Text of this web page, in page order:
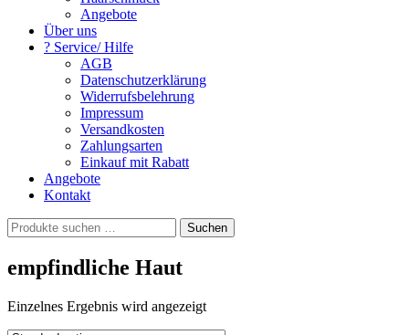
Angebote
Über uns
? Service/ Hilfe
AGB
Datenschutzerklärung
Widerrufsbelehrung
Impressum
Versandkosten
Zahlungsarten
Einkauf mit Rabatt
Angebote
Kontakt
Suchen
nach:
Suchen
empfindliche Haut
Einzelnes Ergebnis wird angezeigt